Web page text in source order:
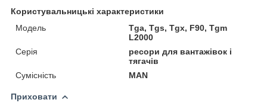
Користувальницькі характеристики
Мoдель
Tga, Tgs, Tgx, F90, Tgm
L2000
Серія
ресори для вантажівок і
тягачів
Сумісність
MAN
Приховати